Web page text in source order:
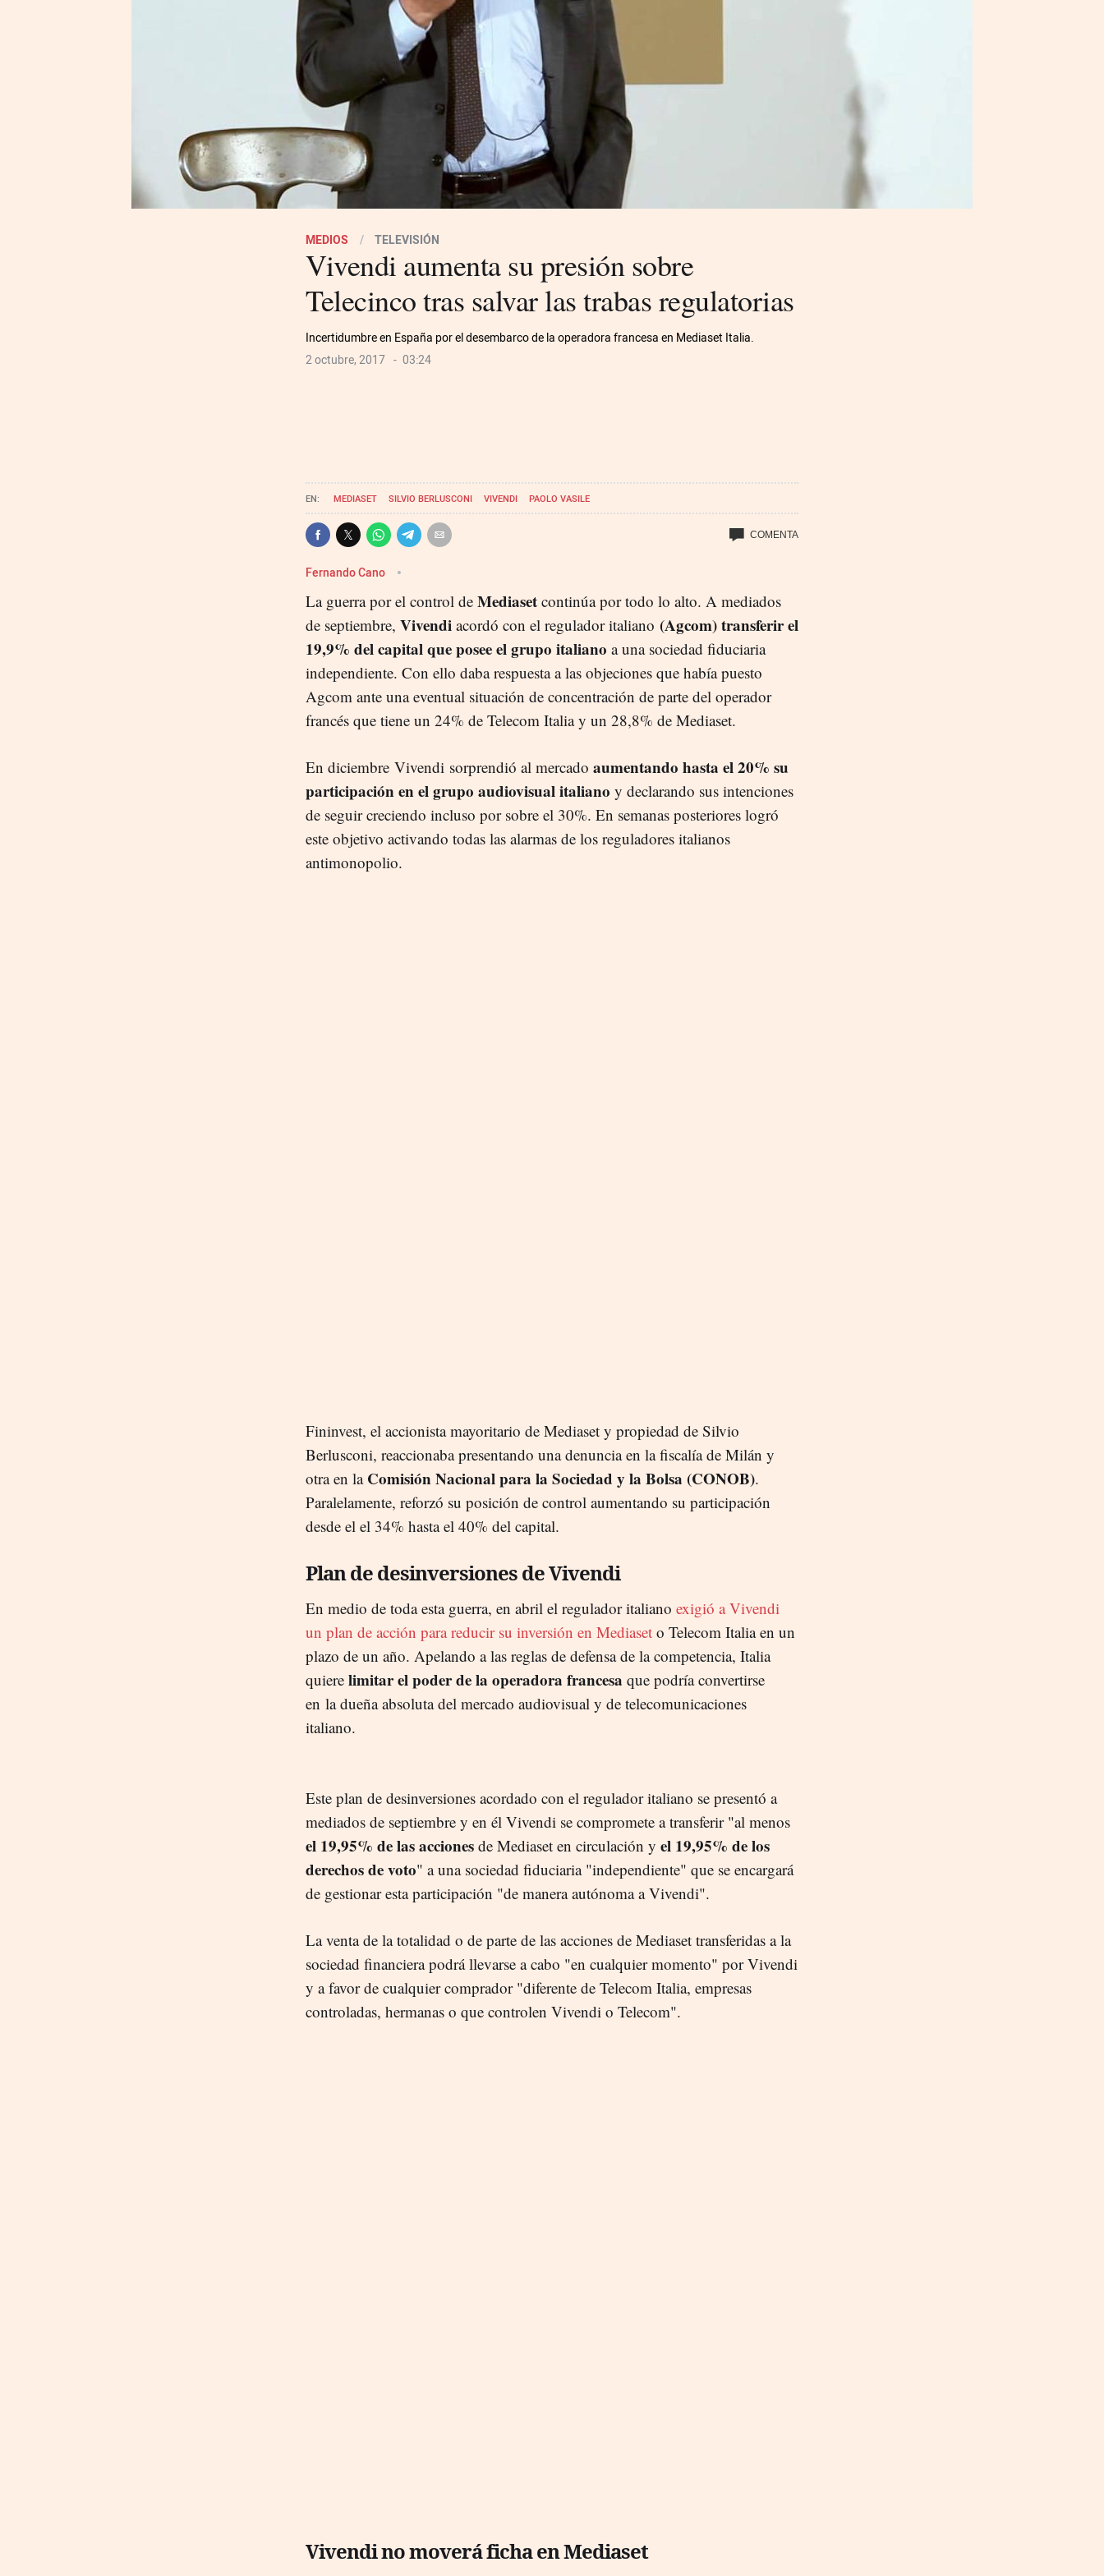
MEDIOS TELEVISIÓN
Vivendi aumenta su presión sobre
Telecinco tras salvar las trabas regulatorias
Incertidumbre en España por el desembarco de la operadora francesa en Mediaset Italia.
2 octubre, 2017
03:24
MEDIASET SILVIO BERLUSCONI VIVENDI PAOLO VASILE
Fernando Cano
La guerra por el control de Mediaset continúa por todo lo alto. A mediados
de septiembre, Vivendi acordó con el regulador italiano (Agcom) transferir el
19,9% del capital que posee el grupo italiano a una sociedad fiduciaria
independiente. Con ello daba respuesta a las objeciones que había puesto
Agcom ante una eventual situación de concentración de parte del operador
francés que tiene un 24% de Telecom Italia y un 28,8% de Mediaset.
En diciembre Vivendi sorprendió al mercado aumentando hasta el 20% su
participación en el grupo audiovisual italiano y declarando sus intenciones
de seguir creciendo incluso por sobre el 30%. En semanas posteriores logró
este objetivo activando todas las alarmas de los reguladores italianos
antimonopolio.
Fininvest, el accionista mayoritario de Mediaset y propiedad de Silvio
Berlusconi, reaccionaba presentando una denuncia en la fiscalía de Milán y
otra en la Comisión Nacional para la Sociedad y la Bolsa (CONOB).
Paralelamente, reforzó su posición de control aumentando su participación
desde el el 34% hasta el 40% del capital.
Plan de desinversiones de Vivendi
En medio de toda esta guerra, en abril el regulador italiano exigió a Vivendi
un plan de acción para reducir su inversión en Mediaset o Telecom Italia en un
plazo de un año. Apelando a las reglas de defensa de la competencia, Italia
quiere limitar el poder de la operadora francesa que podría convertirse
en la dueña absoluta del mercado audiovisual y de telecomunicaciones
italiano.
Este plan de desinversiones acordado con el regulador italiano se presentó a
mediados de septiembre y en él Vivendi se compromete a transferir "al menos
el 19,95% de las acciones de Mediaset en circulación y el 19,95% de los
derechos de voto" a una sociedad fiduciaria "independiente" que se encargará
de gestionar esta participación "de manera autónoma a Vivendi".
La venta de la totalidad o de parte de las acciones de Mediaset transferidas a la
sociedad financiera podrá llevarse a cabo "en cualquier momento" por Vivendi
y a favor de cualquier comprador "diferente de Telecom Italia, empresas
controladas, hermanas o que controlen Vivendi o Telecom".
Vivendi no moverá ficha en Mediaset